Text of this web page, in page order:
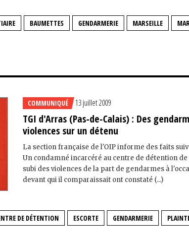
BAUMETTES GENDARMERIE MARSEILLE
COMMUNIQUÉ 13 juillet 2009
TGI d'Arras (Pas-de-Calais) : Des
violences sur un détenu
La section française de l'OIP informe des faits
Un condamné incarcéré au centre de détention
subi des violences de la part de gendarmes à
devant qui il comparaissait ont constaté (...)
DE DÉTENTION ESCORTE GENDARMERIE